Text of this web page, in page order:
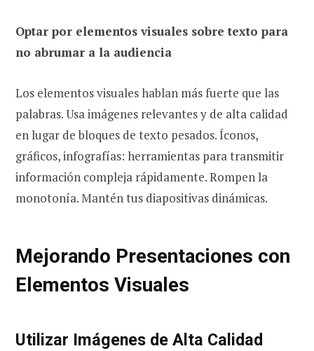
Optar por elementos visuales sobre texto para
no abrumar a la audiencia
Los elementos visuales hablan más fuerte que las
palabras. Usa imágenes relevantes y de alta calidad
en lugar de bloques de texto pesados. Íconos,
gráficos, infografías: herramientas para transmitir
información compleja rápidamente. Rompen la
monotonía. Mantén tus diapositivas dinámicas.
Mejorando Presentaciones con
Elementos Visuales
Utilizar Imágenes de Alta Calidad